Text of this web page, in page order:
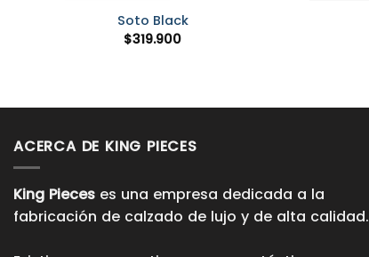
Soto Black
$319.900
ACERCA DE KING PIECES
King Pieces es una empresa dedicada a la
fabricación de calzado de lujo y de alta calidad.